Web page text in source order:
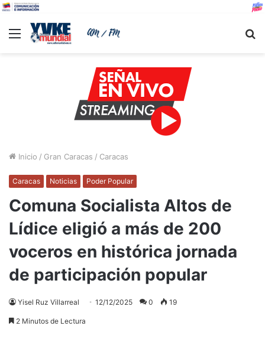
Menu
Inicio / Gran Caracas / Caracas
Caracas Noticias Poder Popular
Comuna Socialista Altos de
Lídice eligió a más de 200
voceros en histórica jornada
de participación popular
Yisel Ruz Villarreal 12/12/2025 0 19
2 Minutos de Lectura